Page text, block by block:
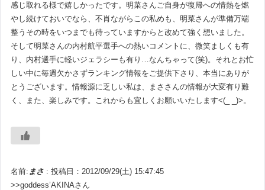
感じ取れる様で嬉しかったです。明菜さんご自身が復帰への情熱を燃
やし続けておいでなら、不肖ながらこの私めも、明菜さんが準備万端
整うその時をいつまでも待っていますからと改めて強く想いました。
そして明菜さんの内村航平選手への熱いコメントに、微笑ましくも有
り、内村選手に軽いジェラシーも有り…なんちゃって(笑)。それとお忙
しい中に毎週欠かさずランキング情報をご提供下さり、本当にありが
とうございます。情報源に乏しい私は、まささんの情報が大変有り難
く、また、楽しみです。これからも宜しくお願いいたします<(_ _)>。
名前: まさ : 投稿日：2012/09/29(土) 15:47:45
>>goddess’AKINAさん